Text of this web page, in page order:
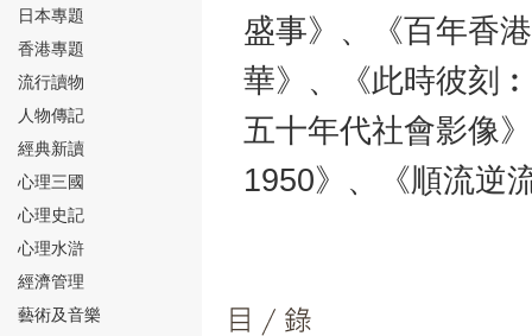
⑭
⑮
日本專題
香港專題
流行讀物
人物傳記
經典新讀
心理三國
心理史記
心理水滸
經濟管理
藝術及音樂
盛事》、《百年香
華》、《此時彼刻
五十年代社會影像
1950》、《順流逆